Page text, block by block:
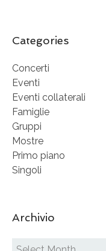
Categories
Concerti
Eventi
Eventi collaterali
Famiglie
Gruppi
Mostre
Primo piano
Singoli
Archivio